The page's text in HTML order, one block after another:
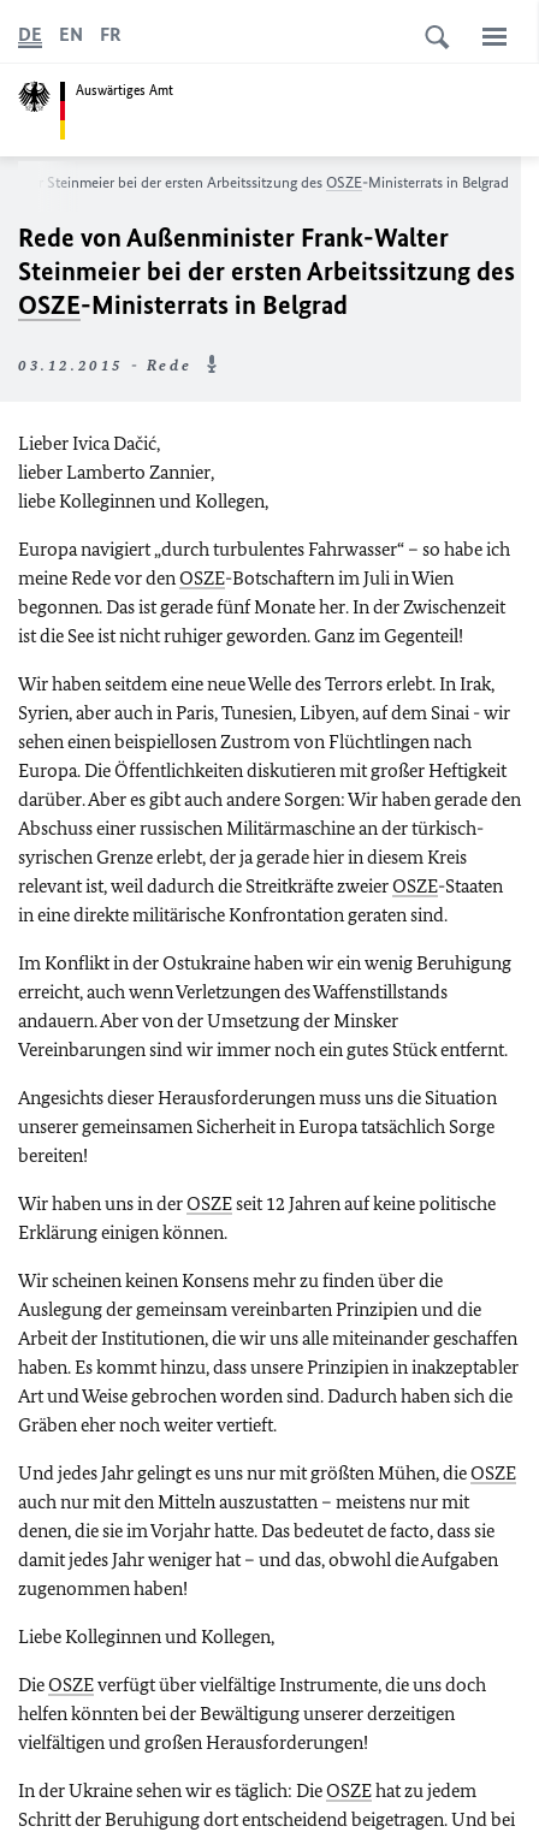
Auswärtiges Amt
DE EN FR
Steinmeier bei der ersten Arbeitssitzung des OSZE-Ministerrats in Belgrad
Rede von Außenminister Frank-Walter
Steinmeier bei der ersten Arbeitssitzung des
OSZE-Ministerrats in Belgrad
03.12.2015 - Rede
Lieber Ivica Dačić,
lieber Lamberto Zannier,
liebe Kolleginnen und Kollegen,
Europa navigiert „durch turbulentes Fahrwasser“ – so habe ich
meine Rede vor denOSZE-Botschaftern im Juli in Wien
begonnen. Das ist gerade fünf Monate her. In der Zwischenzeit
ist die See ist nicht ruhiger geworden. Ganz im Gegenteil!
Wir haben seitdem eine neue Welle des Terrors erlebt. In Irak,
Syrien, aber auch in Paris, Tunesien, Libyen, auf dem Sinai - wir
sehen einen beispiellosen Zustrom von Flüchtlingen nach
Europa. Die Öffentlichkeiten diskutieren mit großer Heftigkeit
darüber. Aber es gibt auch andere Sorgen: Wir haben gerade den
Abschuss einer russischen Militärmaschine an der türkisch-
syrischen Grenze erlebt, der ja gerade hier in diesem Kreis
relevant ist, weil dadurch die Streitkräfte zweierOSZE-Staaten
in eine direkte militärische Konfrontation geraten sind.
Im Konflikt in der Ostukraine haben wir ein wenig Beruhigung
erreicht, auch wenn Verletzungen des Waffenstillstands
andauern. Aber von der Umsetzung der Minsker
Vereinbarungen sind wir immer noch ein gutes Stück entfernt.
Angesichts dieser Herausforderungen muss uns die Situation
unserer gemeinsamen Sicherheit in Europa tatsächlich Sorge
bereiten!
Wir haben uns in derOSZEseit 12 Jahren auf keine politische
Erklärung einigen können.
Wir scheinen keinen Konsens mehr zu finden über die
Auslegung der gemeinsam vereinbarten Prinzipien und die
Arbeit der Institutionen, die wir uns alle miteinander geschaffen
haben. Es kommt hinzu, dass unsere Prinzipien in inakzeptabler
Art und Weise gebrochen worden sind. Dadurch haben sich die
Gräben eher noch weiter vertieft.
Und jedes Jahr gelingt es uns nur mit größten Mühen, dieOSZE
auch nur mit den Mitteln auszustatten – meistens nur mit
denen, die sie im Vorjahr hatte. Das bedeutet de facto, dass sie
damit jedes Jahr weniger hat – und das, obwohl die Aufgaben
zugenommen haben!
Liebe Kolleginnen und Kollegen,
DieOSZEverfügt über vielfältige Instrumente, die uns doch
helfen könnten bei der Bewältigung unserer derzeitigen
vielfältigen und großen Herausforderungen!
In der Ukraine sehen wir es täglich: DieOSZEhat zu jedem
Schritt der Beruhigung dort entscheidend beigetragen. Und bei